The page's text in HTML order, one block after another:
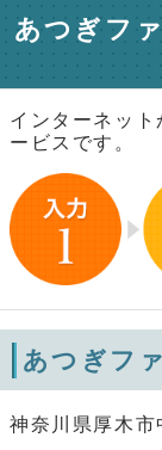
あつぎフ
インターネッ
ービスです。
あつぎフ
神奈川県厚木